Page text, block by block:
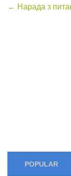
Post
← Нарада з
POPULAR